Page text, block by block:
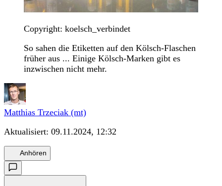
Copyright: koelsch_verbindet
So sahen die Etiketten auf den Kölsch-Flaschen
früher aus ... Einige Kölsch-Marken gibt es
inzwischen nicht mehr.
Matthias Trzeciak (mt)
Aktualisiert: 09.11.2024, 12:32
Anhören